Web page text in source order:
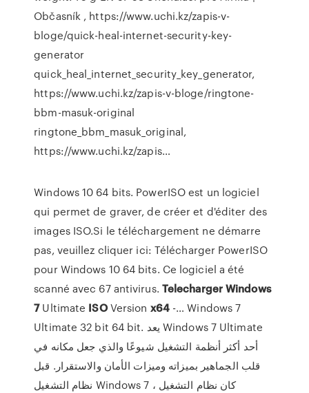
Občasník , https://www.uchi.kz/zapis-v-
bloge/quick-heal-internet-security-key-
generator
quick_heal_internet_security_key_generator,
https://www.uchi.kz/zapis-v-bloge/ringtone-
bbm-masuk-original
ringtone_bbm_masuk_original,
https://www.uchi.kz/zapis…
Windows 10 64 bits. PowerISO est un logiciel
qui permet de graver, de créer et d'éditer des
images ISO.Si le téléchargement ne démarre
pas, veuillez cliquer ici: Télécharger PowerISO
pour Windows 10 64 bits. Ce logiciel a été
scanné avec 67 antivirus. TelechargerWindows
7Ultimate ISOVersion x64-… Windows 7
Ultimate 32 bit 64 bit. يعد Windows 7 Ultimate
أحد أكثر أنظمة التشغيل شيوعًا والذي جعل مكانه في
قلب الجماهير بميزاته وميزات الأمان والاستقرار. قبل
نظام التشغيل Windows 7 ، كان نظام التشغيل